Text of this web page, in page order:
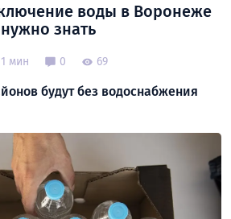
воды в Воронеже
нужно знать
мин 0 69
будут без водоснабжения